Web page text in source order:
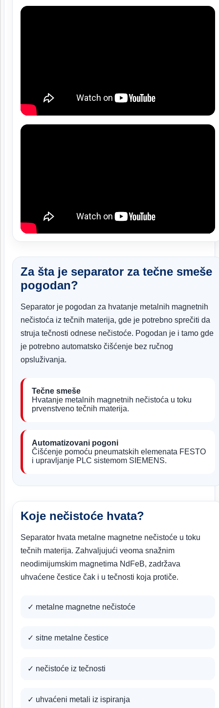
Za šta je separator za tečne smeše
pogodan?
Separator je pogodan za hvatanje metalnih magnetnih
nečistoća iz tečnih materija, gde je potrebno sprečiti da
struja tečnosti odnese nečistoće. Pogodan je i tamo gde
je potrebno automatsko čišćenje bez ručnog
opsluživanja.
Tečne smeše
Hvatanje metalnih magnetnih nečistoća u toku
prvenstveno tečnih materija.
Automatizovani pogoni
Čišćenje pomoću pneumatskih elemenata FESTO
i upravljanje PLC sistemom SIEMENS.
Koje nečistoće hvata?
Separator hvata metalne magnetne nečistoće u toku
tečnih materija. Zahvaljujući veoma snažnim
neodimijumskim magnetima NdFeB, zadržava
uhvaćene čestice čak i u tečnosti koja protiče.
✓ metalne magnetne nečistoće
✓ sitne metalne čestice
✓ nečistoće iz tečnosti
✓ uhvaćeni metali iz ispiranja